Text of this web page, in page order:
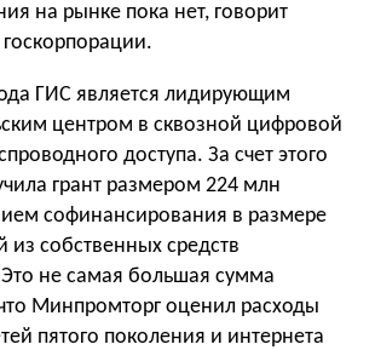
на рынке пока нет, говорит
госкорпорации.
ГИС является лидирующим
центром в сквозной цифровой
доступа. За счет этого
грант размером 224 млн
софинансирования в размере
из собственных средств
Это не самая большая сумма
Минпромторг​ оценил расходы
пятого поколения и интернета